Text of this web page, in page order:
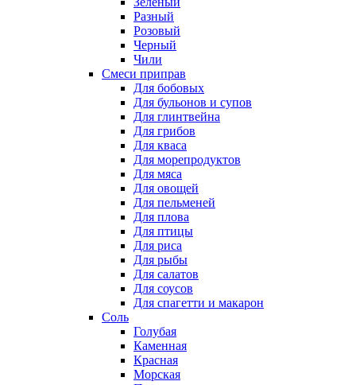
Разный
Розовый
Черный
Чили
Смеси приправ
Для бобовых
Для бульонов и супов
Для глинтвейна
Для грибов
Для кваса
Для морепродуктов
Для мяса
Для овощей
Для пельменей
Для плова
Для птицы
Для риса
Для рыбы
Для салатов
Для соусов
Для спагетти и макарон
Соль
Голубая
Каменная
Красная
Морская